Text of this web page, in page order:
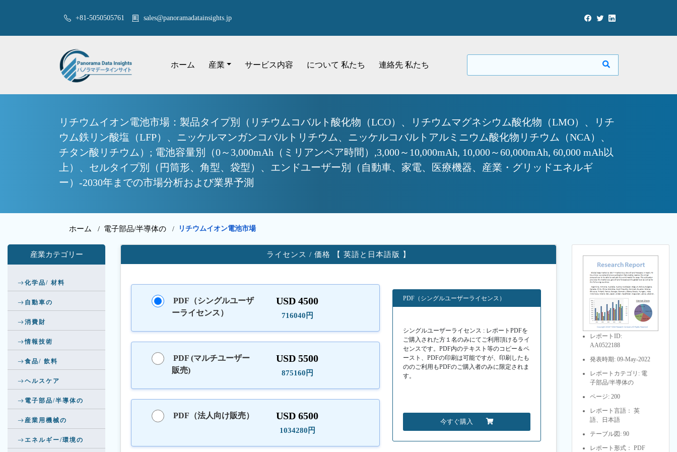
+81-5050505761 sales@panoramadatainsights.jp
ホーム 産業 サービス内容 について 私たち 連絡先 私たち
リチウムイオン電池市場：製品タイプ別（リチウムコバルト酸化物（LCO）、リチウムマグネシウム酸化物（LMO）、リチ
ウム鉄リン酸塩（LFP）、ニッケルマンガンコバルトリチウム、ニッケルコバルトアルミニウム酸化物リチウム（NCA）、
チタン酸リチウム）; 電池容量別（0～3,000mAh（ミリアンペア時間）,3,000～10,000mAh, 10,000～60,000mAh, 60,000 mAh以
上）、セルタイプ別（円筒形、角型、袋型）、エンドユーザー別（自動車、家電、医療機器、産業・グリッドエネルギ
ー）-2030年までの市場分析および業界予測
ホーム / 電子部品/半導体の / リチウムイオン電池市場
産業カテゴリー
化学品/ 材料
自動車の
消費財
情報技術
食品/ 飲料
ヘルスケア
電子部品/半導体の
産業用機械の
エネルギー/環境の
ライセンス / 価格 【 英語と日本語版 】
PDF（シングルユーザ
ーライセンス）
USD 4500
716040円
PDF (マルチユーザー
販売)
USD 5500
875160円
PDF（法人向け販売） USD 6500
1034280円
PDF（シングルユーザーライセンス）
シングルユーザーライセンス : レポートPDFを
ご購入された方１名のみにてご利用頂けるライ
センスです。PDF内のテキスト等のコピー＆ペ
ースト、PDFの印刷は可能ですが、印刷したも
ののご利用もPDFのご購入者のみに限定されま
す。
今すぐ購入
レポートID:
AA0522188
発表時期: 09-May-2022
レポートカテゴリ: 電
子部品/半導体の
ページ: 200
レポート言語： 英
語、日本語
テーブル図: 90
レポート形式： PDF